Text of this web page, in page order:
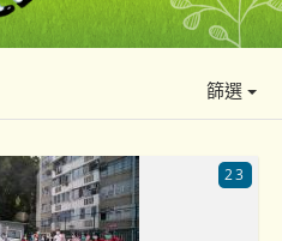
篩選
23